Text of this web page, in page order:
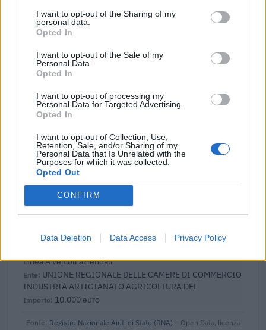
I want to opt-out of the Sharing of my
personal data.
Opted In
I want to opt-out of the Sale of my
Personal Data.
Opted In
I want to opt-out of processing my
Personal Data for Targeted Advertising.
Opted In
I want to opt-out of Collection, Use,
Retention, Sale, and/or Sharing of my
Personal Data that Is Unrelated with the
Purposes for which it was collected.
Opted Out
CONFIRM
Data Deletion Data Access Privacy Policy
esenzioni fiscali e crediti d'imposta adottati a
seguito della crisi economica causata dall'epidemia di
COVID-19 [con mo
1.340 euro
esenzioni fiscali e crediti d'imposta adottati a
seguito della crisi economica causata dall'epidemia di
COVID-19 [con mo
agenzia delle entrate
21 euro
2021-01-19
Fondo di garanzia per le piccole e medie imprese
Banca del Mezzogiorno MedioCredito Centrale S.p.A.
2020-11-27
Linea A veicoli aziendali
UNIONE REGIONALE DELLE CAMERE DI COMMERCIO
INDUSTRIA ARTIGIANATO AGRICOLTURA DEL
10.000 euro
Fonte: Registro Nazionale Aiuti di Stato (RNA) – Open Data, licenza